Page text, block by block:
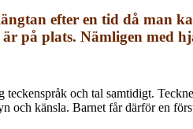
efter en tid då man
plats. Nämligen med
och tal samtidigt.
och känsla. Barnet får därför en